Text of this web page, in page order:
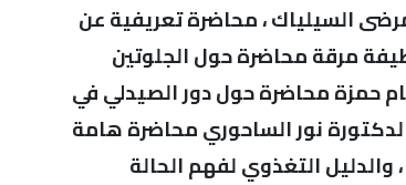
السيلياك ، محاضرة تعريفية عن
مرقة محاضرة حول الجلوتين
حمزة محاضرة حول دور الصيدلي في
نور الساحوري محاضرة هامة
التغذوي لفهم الحالة